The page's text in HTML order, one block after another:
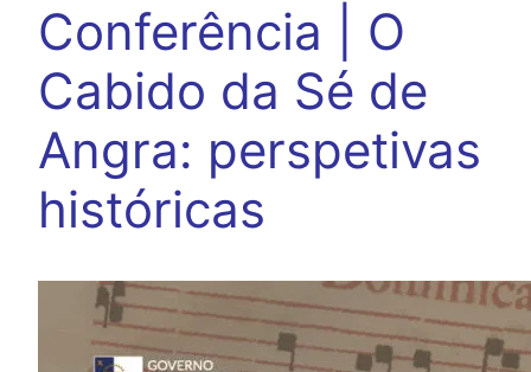
Conferência | O
Cabido da Sé de
Angra: perspetivas
históricas